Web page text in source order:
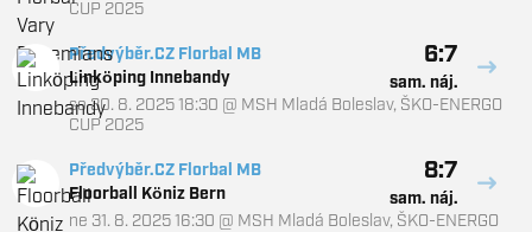
CUP 2025
Předvýběr.CZ Florbal MB
Linköping Innebandy
6:7
sam. náj.
so 30. 8. 2025 18:30 @ MSH Mladá Boleslav, ŠKO-ENERGO
CUP 2025
Předvýběr.CZ Florbal MB
Floorball Köniz Bern
8:7
sam. náj.
ne 31. 8. 2025 16:30 @ MSH Mladá Boleslav, ŠKO-ENERGO